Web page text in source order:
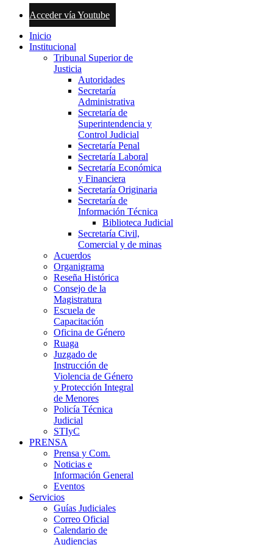
Acceder vía Youtube
Inicio
Institucional
Tribunal Superior de
Justicia
Autoridades
Secretaría
Administrativa
Secretaría de
Superintendencia y
Control Judicial
Secretaría Penal
Secretaría Laboral
Secretaría Económica
y Financiera
Secretaría Originaria
Secretaría de
Información Técnica
Biblioteca Judicial
Secretaría Civil,
Comercial y de minas
Acuerdos
Organigrama
Reseña Histórica
Consejo de la
Magistratura
Escuela de
Capacitación
Oficina de Género
Ruaga
Juzgado de
Instrucción de
Violencia de Género
y Protección Integral
de Menores
Policía Técnica
Judicial
STIyC
PRENSA
Prensa y Com.
Noticias e
Información General
Eventos
Servicios
Guías Judiciales
Correo Oficial
Calendario de
Audiencias